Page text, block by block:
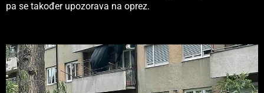
pa se također upozorava na oprez.